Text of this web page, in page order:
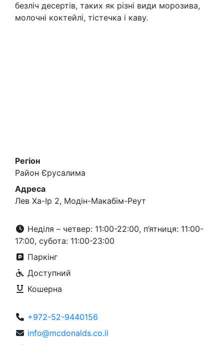
безліч десертів, таких як різні види морозива,
молочні коктейлі, тістечка і каву.
Регіон
Район Єрусалима
Адреса
Лев Ха-Ір 2, Модін-Макабім-Реут
Неділя – четвер: 11:00-22:00, п’ятниця: 11:00-
17:00, субота: 11:00-23:00
Паркінг
Доступний
Кошерна
+972-52-9440156
info@mcdonalds.co.il